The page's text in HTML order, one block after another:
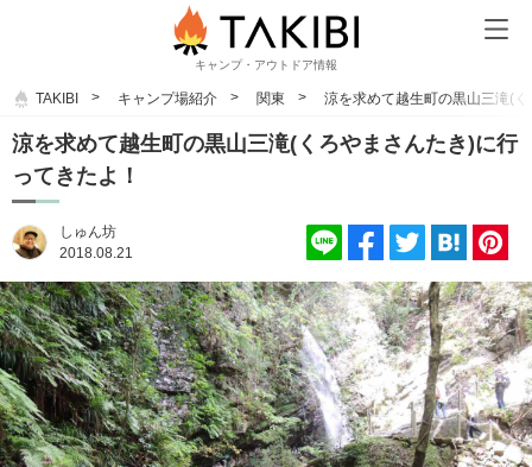
キャンプ・アウトドア情報
TAKIBI キャンプ場紹介 関東 涼を求めて越生町の黒山三滝(
涼を求めて越生町の黒山三滝(くろやまさんたき)に行
ってきたよ！
しゅん坊
2018.08.21